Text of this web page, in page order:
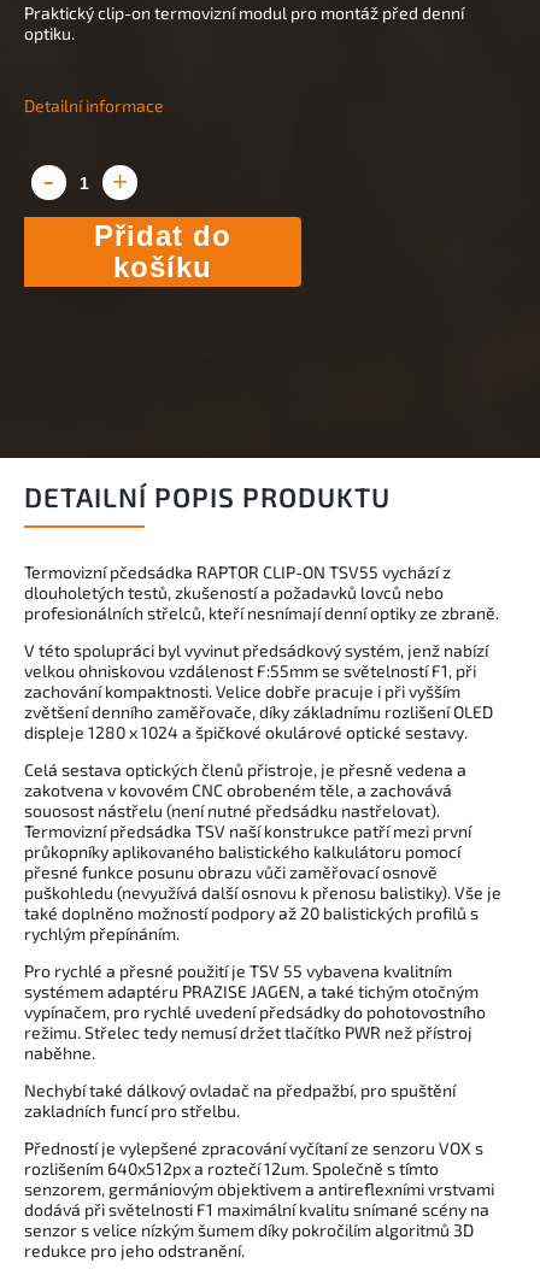
Přidat do
košíku
Praktický clip-on termovizní modul pro montáž před denní
optiku.
Detailní informace
DETAILNÍ POPIS PRODUKTU
Termovizní pčedsádka RAPTOR CLIP-ON TSV55 vychází z
dlouholetých testů, zkušeností a požadavků lovců nebo
profesionálních střelců, kteří nesnímají denní optiky ze zbraně.
V této spolupráci byl vyvinut předsádkový systém, jenž nabízí
velkou ohniskovou vzdálenost F:55mm se světelností F1, při
zachování kompaktnosti. Velice dobře pracuje i při vyšším
zvětšení denního zaměřovače, díky základnímu rozlišení OLED
displeje 1280 x 1024 a špičkové okulárové optické sestavy.
Celá sestava optických členů přistroje, je přesně vedena a
zakotvena v kovovém CNC obrobeném těle, a zachovává
souosost nástřelu (není nutné předsádku nastřelovat).
Termovizní předsádka TSV naší konstrukce patří mezi první
průkopníky aplikovaného balistického kalkulátoru pomocí
přesné funkce posunu obrazu vůči zaměřovací osnově
puškohledu (nevyužívá další osnovu k přenosu balistiky). Vše je
také doplněno možností podpory až 20 balistických profilů s
rychlým přepínáním.
Pro rychlé a přesné použití je TSV 55 vybavena kvalitním
systémem adaptéru PRAZISE JAGEN, a také tichým otočným
vypínačem, pro rychlé uvedení předsádky do pohotovostního
režimu. Střelec tedy nemusí držet tlačítko PWR než přístroj
naběhne.
Nechybí také dálkový ovladač na předpažbí, pro spuštění
zakladních funcí pro střelbu.
Předností je vylepšené zpracování vyčítaní ze senzoru VOX s
rozlišením 640x512px a roztečí 12um. Společně s tímto
senzorem, germániovým objektivem a antireflexními vrstvami
dodává při světelnosti F1 maximální kvalitu snímané scény na
senzor s velice nízkým šumem díky pokročilím algoritmů 3D
redukce pro jeho odstranění.